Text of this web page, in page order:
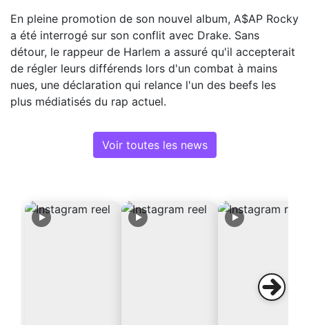
En pleine promotion de son nouvel album, A$AP Rocky
a été interrogé sur son conflit avec Drake. Sans
détour, le rappeur de Harlem a assuré qu'il accepterait
de régler leurs différends lors d'un combat à mains
nues, une déclaration qui relance l'un des beefs les
plus médiatisés du rap actuel.
Voir toutes les news